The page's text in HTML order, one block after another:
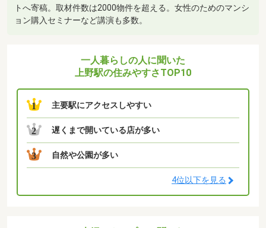
トへ寄稿。取材件数は2000物件を超える。女性のためのマンシ
ョン購入セミナーなど講演も多数。
一人暮らしの人に聞いた
上野駅の住みやすさTOP10
1 主要駅にアクセスしやすい
2 遅くまで開いている店が多い
3 自然や公園が多い
4位以下を見る